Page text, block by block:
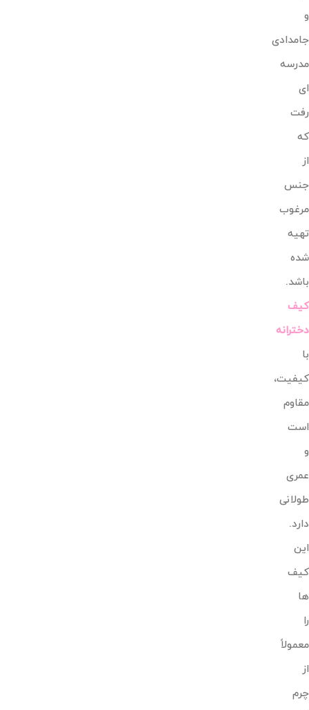
و
جامدادی
مدرسه
ای
رفت
که
از
جنس
مرغوب
تهیه
شده
باشد.
کیف
دخترانه
با
کیفیت،
مقاوم
است
و
عمری
طولانی
دارد.
این
کیف
ها
را
معمولاً
از
چرم